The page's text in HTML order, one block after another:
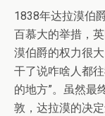
1838年达拉漠伯
百慕大的举措，
漠伯爵的权力很
干了说咋啥人都
的地方”。虽然最
敦，达拉漠的决